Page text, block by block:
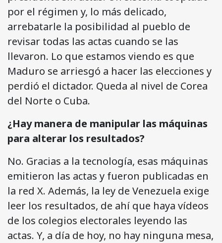
por el régimen y, lo más delicado,
arrebatarle la posibilidad al pueblo de
revisar todas las actas cuando se las
llevaron. Lo que estamos viendo es que
Maduro se arriesgó a hacer las elecciones y
perdió el dictador. Queda al nivel de Corea
del Norte o Cuba.
¿Hay manera de manipular las máquinas
para alterar los resultados?
No. Gracias a la tecnología, esas máquinas
emitieron las actas y fueron publicadas en
la red X. Además, la ley de Venezuela exige
leer los resultados, de ahí que haya vídeos
de los colegios electorales leyendo las
actas. Y, a día de hoy, no hay ninguna mesa,